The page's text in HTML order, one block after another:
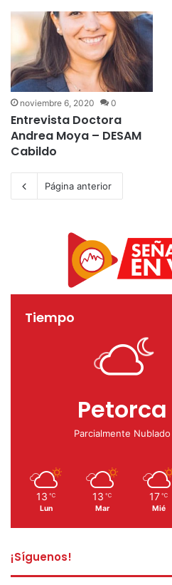
noviembre 6, 2020 0
Entrevista Doctora
Andrea Moya – DESAM
Cabildo
Página anterior
Tiempo
Petorca
Parcialmente Nublado
13 ℃
Lun
13 ℃
Mar
17 ℃
Mié
¡Síguenos!